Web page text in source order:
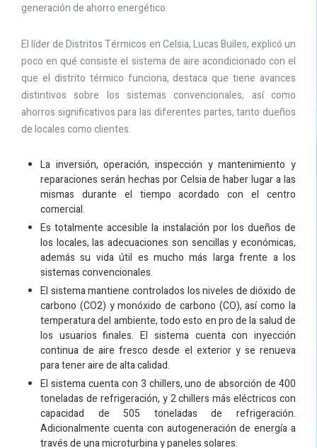
generación de ahorro energético.
El líder de Distritos Térmicos en Celsia, Lucas Builes, explicó un
poco en qué consiste el sistema de aire acondicionado con el
que el distrito térmico funciona, destaca que tiene avances
distintivos sobre los sistemas convencionales, así como
ahorros significativos para las diferentes partes, tanto dueños
de locales como clientes.
La inversión, operación, inspección y mantenimiento y
reparaciones serán hechas por Celsia de haber lugar a las
mismas durante el tiempo acordado con el centro
comercial.
Es totalmente accesible la instalación por los dueños de
los locales, las adecuaciones son sencillas y económicas,
además su vida útil es mucho más larga frente a los
sistemas convencionales.
El sistema mantiene controlados los niveles de dióxido de
carbono (CO2) y monóxido de carbono (CO), así como la
temperatura del ambiente, todo esto en pro de la salud de
los usuarios finales. El sistema cuenta con inyección
continua de aire fresco desde el exterior y se renueva
para tener aire de alta calidad.
El sistema cuenta con 3 chillers, uno de absorción de 400
toneladas de refrigeración, y 2 chillers más eléctricos con
capacidad de 505 toneladas de refrigeración.
Adicionalmente cuenta con autogeneración de energía a
través de una microturbina y paneles solares.